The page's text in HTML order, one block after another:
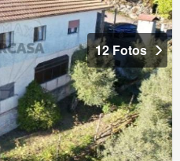
12 Fotos